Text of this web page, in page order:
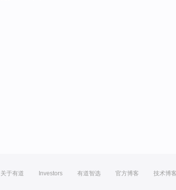
关于有道 Investors 有道智选 官方博客 技术博客